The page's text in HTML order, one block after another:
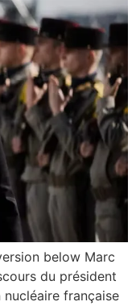
below Marc
du président
nucléaire française